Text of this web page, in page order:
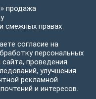
продажа
смежных правах
согласие на
персональных
проведения
улучшения
рекламной
и интересов.